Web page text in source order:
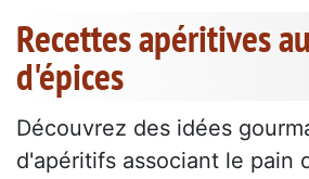
Recettes apéritives
d'épices
Découvrez des idées
d'apéritifs associant le pain